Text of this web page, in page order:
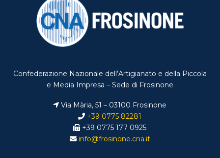
Confederazione Nazionale dell’Artigianato e della Piccola
e Media Impresa – Sede di Frosinone
Via Mària, 51 – 03100 Frosinone
+39 0775 82281
+39 0775 177 0925
info@frosinone.cna.it